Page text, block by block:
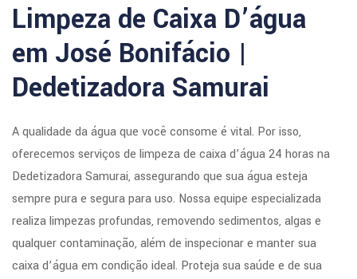
Limpeza de Caixa D’água
em José Bonifácio |
Dedetizadora Samurai
A qualidade da água que você consome é vital. Por isso,
oferecemos serviços de limpeza de caixa d’água 24 horas na
Dedetizadora Samurai, assegurando que sua água esteja
sempre pura e segura para uso. Nossa equipe especializada
realiza limpezas profundas, removendo sedimentos, algas e
qualquer contaminação, além de inspecionar e manter sua
caixa d’água em condição ideal. Proteja sua saúde e de sua